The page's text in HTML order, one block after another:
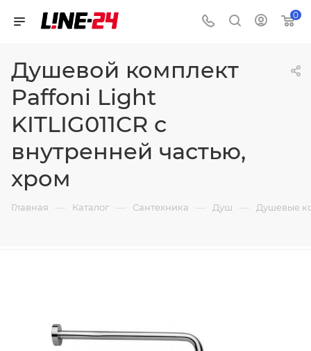
0
Душевой комплект
Paffoni Light
KITLIG011CR с
внутренней частью,
хром
Главная — Каталог — Сантехника — Душ — Душевые